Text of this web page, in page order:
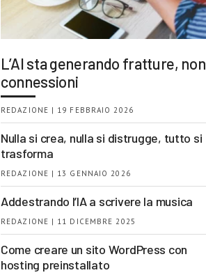
L’AI sta generando fratture, non
connessioni
REDAZIONE | 19 FEBBRAIO 2026
Nulla si crea, nulla si distrugge, tutto si
trasforma
REDAZIONE | 13 GENNAIO 2026
Addestrando l’IA a scrivere la musica
REDAZIONE | 11 DICEMBRE 2025
Come creare un sito WordPress con
hosting preinstallato